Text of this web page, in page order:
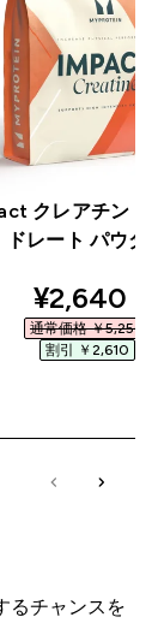
クレアチン モ
ドレート パウダ
¥2,640‎
通常価格 ￥5,250‎
割引 ￥2,610‎
るチャンスを